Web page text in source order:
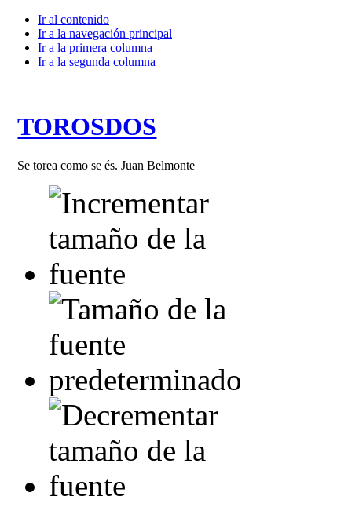
Ir al contenido
Ir a la navegación principal
Ir a la primera columna
Ir a la segunda columna
TOROSDOS
Se torea como se és. Juan Belmonte